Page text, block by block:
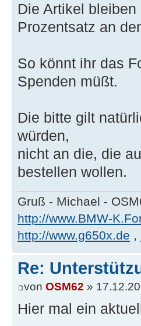
Die Artikel
Prozentsatz an
So könnt ihr das
Spenden müßt.
Die bitte gilt
würden,
nicht an die, die
bestellen wollen.
Gruß - Michael -
http://www.BMW-
http://www.g650x.de ,
Re:
von OSM62 »
Hier mal ein